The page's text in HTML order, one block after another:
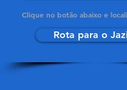
Clique no botão abaixo e
Rota para o